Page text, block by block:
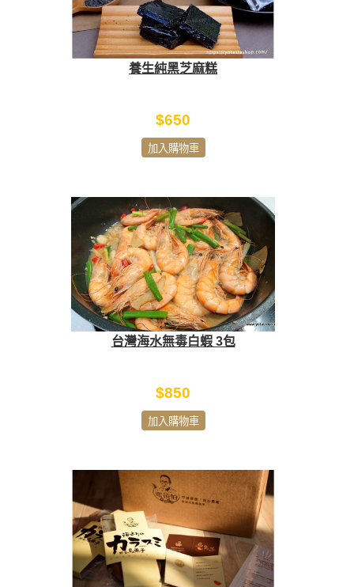
養生純黑芝麻糕
$650
加入購物車
台灣海水無毒白蝦 3包
$850
加入購物車